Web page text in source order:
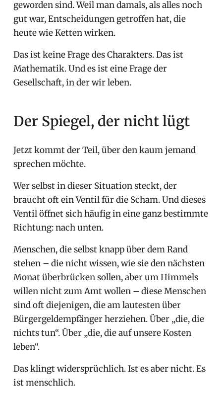
geworden sind. Weil man damals, als alles noch
gut war, Entscheidungen getroffen hat, die
heute wie Ketten wirken.
Das ist keine Frage des Charakters. Das ist
Mathematik. Und es ist eine Frage der
Gesellschaft, in der wir leben.
Der Spiegel, der nicht lügt
Jetzt kommt der Teil, über den kaum jemand
sprechen möchte.
Wer selbst in dieser Situation steckt, der
braucht oft ein Ventil für die Scham. Und dieses
Ventil öffnet sich häufig in eine ganz bestimmte
Richtung: nach unten.
Menschen, die selbst knapp über dem Rand
stehen – die nicht wissen, wie sie den nächsten
Monat überbrücken sollen, aber um Himmels
willen nicht zum Amt wollen – diese Menschen
sind oft diejenigen, die am lautesten über
Bürgergeldempfänger herziehen. Über „die, die
nichts tun“. Über „die, die auf unsere Kosten
leben“.
Das klingt widersprüchlich. Ist es aber nicht. Es
ist menschlich.